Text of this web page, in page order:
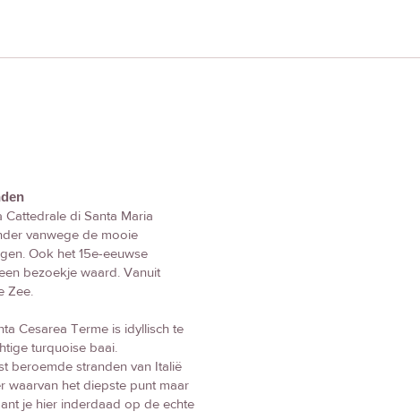
Cattedrale di Santa Maria
vanwege de mooie
Ook het 15e-eeuwse
bezoekje waard. Vanuit
Zee.
Cesarea Terme is idyllisch te
turquoise baai.
beroemde stranden van Italië
waarvan het diepste punt maar
je hier inderdaad op de echte